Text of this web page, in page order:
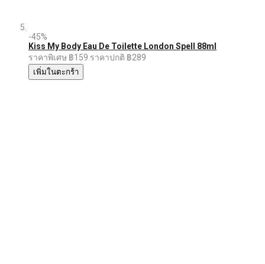
-45%
Kiss My Body Eau De Toilette London Spell 88ml
ราคาพิเศษ ฿159 ราคาปกติ ฿289
เพิ่มในตะกร้า